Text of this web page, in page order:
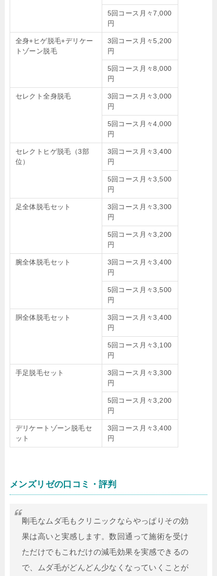
5回コース月々7,000
円
全身+ヒゲ脱毛+デリケー
トゾーン脱毛
3回コース月々5,200
円
5回コース月々8,000
円
セレクト全身脱毛
3回コース月々3,000
円
5回コース月々4,000
円
セレクトヒゲ脱毛（3部
位）
3回コース月々3,400
円
5回コース月々3,500
円
足全体脱毛セット
3回コース月々3,300
円
5回コース月々3,200
円
腕全体脱毛セット
3回コース月々3,400
円
5回コース月々3,500
円
胴全体脱毛セット
3回コース月々3,400
円
5回コース月々3,100
円
手足脱毛セット
3回コース月々3,300
円
5回コース月々3,200
円
デリケートゾーン脱毛セ
ット
3回コース月々3,400
円
メンズリゼの口コミ・評判
剛毛なムダ毛もクリニックならやっぱりその効
果は高いと実感します。数回通って施術を受け
ただけでもこれだけの減毛効果を実感できるの
で、ムダ毛がどんどん少なくなっていくことが